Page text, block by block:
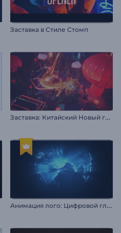
Заставка в Стиле Стомп
З
аставка: Китайский Новый год
А
нимация лого: Цифровой глобус